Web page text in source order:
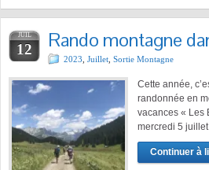
JUIL
12 Rando montagne
2023 Juillet Sortie Montagne
Cette année,
randonnée en
vacances « Les
mercredi 5
Continuer à